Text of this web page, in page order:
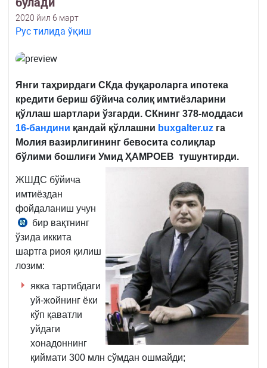
2020 йил 6 март
Рус тилида ўқиш
Янги таҳрирдаги СКда фуқароларга ипотека
кредити бериш бўйича солиқ имтиёзларини
қўллаш шартлари ўзгарди. СКнинг 378-моддаси
16-бандини қандай қўллашни buxgalter.uz га
Молия вазирлигининг бевосита солиқлар
бўлими бошлиғи Умид ҲАМРОЕВ тушунтирди.
ЖШДС бўйича
имтиёздан
фойдаланиш учун
СК
378-
м.
16-
б.
бир вақтнинг
ўзида иккита
шартга риоя қилиш
лозим:
якка тартибдаги
уй-жойнинг ёки
кўп қаватли
уйдаги
хонадоннинг
қиймати 300 млн сўмдан ошмайди;